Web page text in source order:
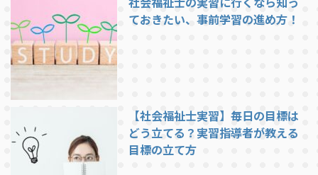
ておきたい、事前学習の進め方！
【社会福祉士実習】毎日の目標は
どう立てる？実習指導者が教える
目標の立て方